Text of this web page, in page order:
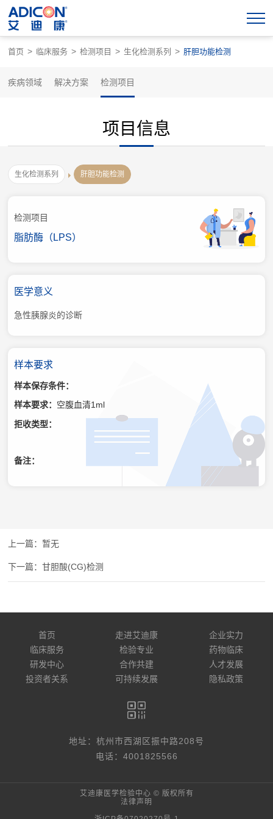
首页 > 临床服务 > 检测项目 > 生化检测系列 > 肝胆功能检测
疾病领域 解决方案 检测项目
项目信息
生化检测系列 肝胆功能检测
检测项目
脂肪酶（LPS）
医学意义
急性胰腺炎的诊断
样本要求
样本保存条件：
样本要求： 空腹血清1ml
拒收类型：
备注：
暂无
甘胆酸(CG)检测
首页 走进艾迪康
企业实力
临床服务
检验专业
药物临床
研发中心
合作共建
人才发展
投资者关系
可持续发展 隐私政策
地址：杭州市西湖区振中路208号
电话：4001825566
艾迪康医学检验中心 © 版权所有
法律声明